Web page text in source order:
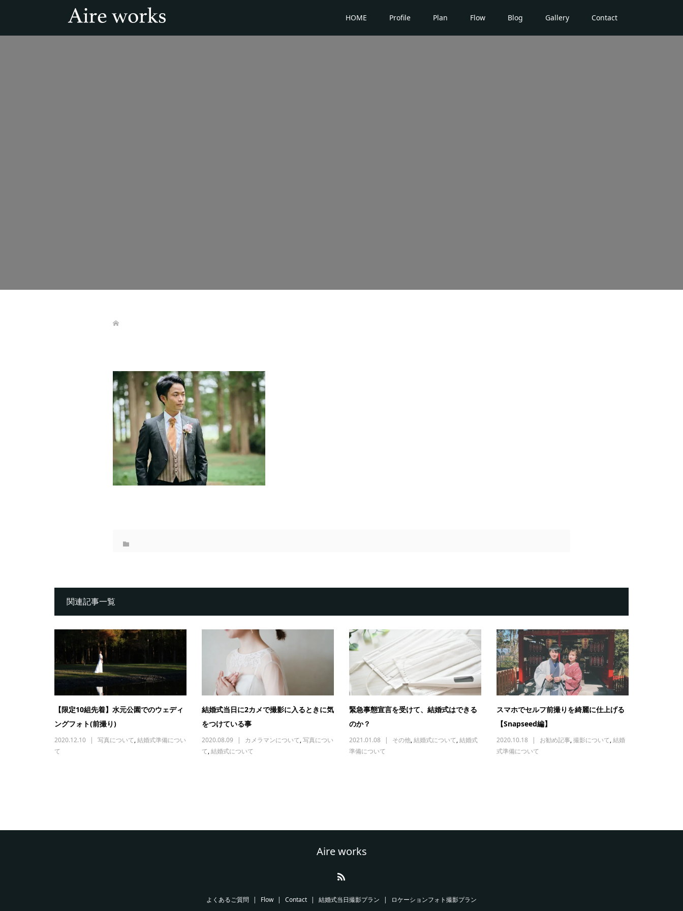
HOME Profile Plan Flow Blog Gallery Contact
関連記事一覧
【限定10組先着】水元公園でのウェディ
ングフォト(前撮り)
2020.12.10 写真について,結婚式準備につい
て
結婚式当日に2カメで撮影に入るときに気
をつけている事
2020.08.09 カメラマンについて,写真につい
て,結婚式について
緊急事態宣言を受けて、結婚式はできる
のか？
2021.01.08 その他,結婚式について,結婚式
準備について
スマホでセルフ前撮りを綺麗に仕上げる
【Snapseed編】
2020.10.18 お勧め記事,撮影について,結婚
式準備について
Aire works
よくあるご質問 Flow Contact 結婚式当日撮影プラン ロケーションフォト撮影プラン